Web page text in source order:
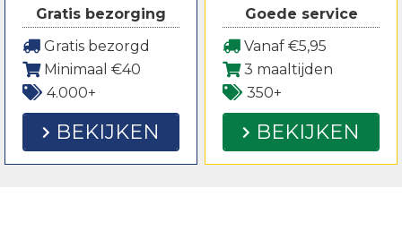
Gratis bezorging
Gratis bezorgd
Minimaal €40
4.000+
BEKIJKEN
Goede service
Vanaf €5,95
3 maaltijden
350+
BEKIJKEN